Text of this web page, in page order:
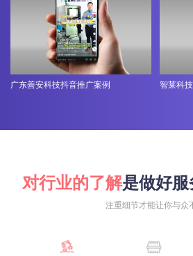
广东善安科技抖音推广案例 智莱科
对行业的了解是做好
注重细节才能让你与众